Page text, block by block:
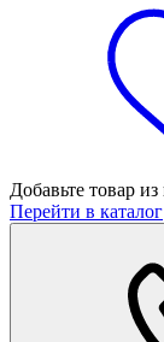
Добавьте товар из
Перейти в каталог